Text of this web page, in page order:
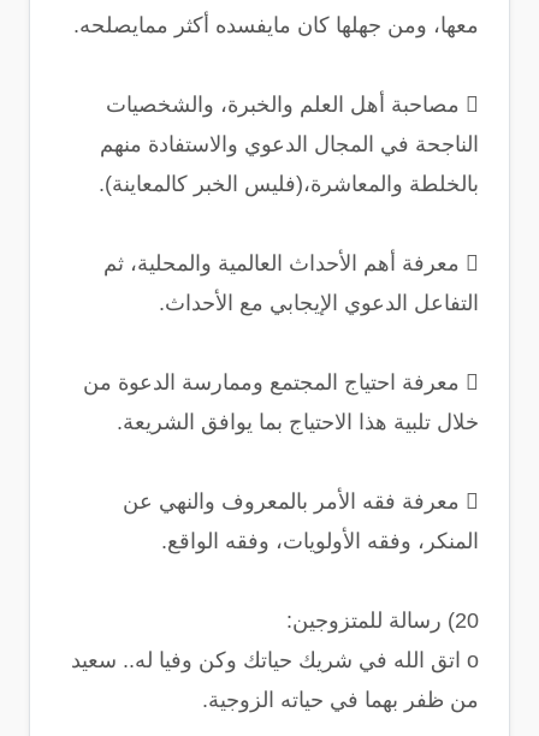
معها، ومن جهلها كان مايفسده أكثر ممايصلحه.
 مصاحبة أهل العلم والخبرة، والشخصيات
الناجحة في المجال الدعوي والاستفادة منهم
بالخلطة والمعاشرة،(فليس الخبر كالمعاينة).
 معرفة أهم الأحداث العالمية والمحلية، ثم
التفاعل الدعوي الإيجابي مع الأحداث.
 معرفة احتياج المجتمع وممارسة الدعوة من
خلال تلبية هذا الاحتياج بما يوافق الشريعة.
 معرفة فقه الأمر بالمعروف والنهي عن
المنكر، وفقه الأولويات، وفقه الواقع.
20) رسالة للمتزوجين:
o اتق الله في شريك حياتك وكن وفيا له.. سعيد
من ظفر بهما في حياته الزوجية.